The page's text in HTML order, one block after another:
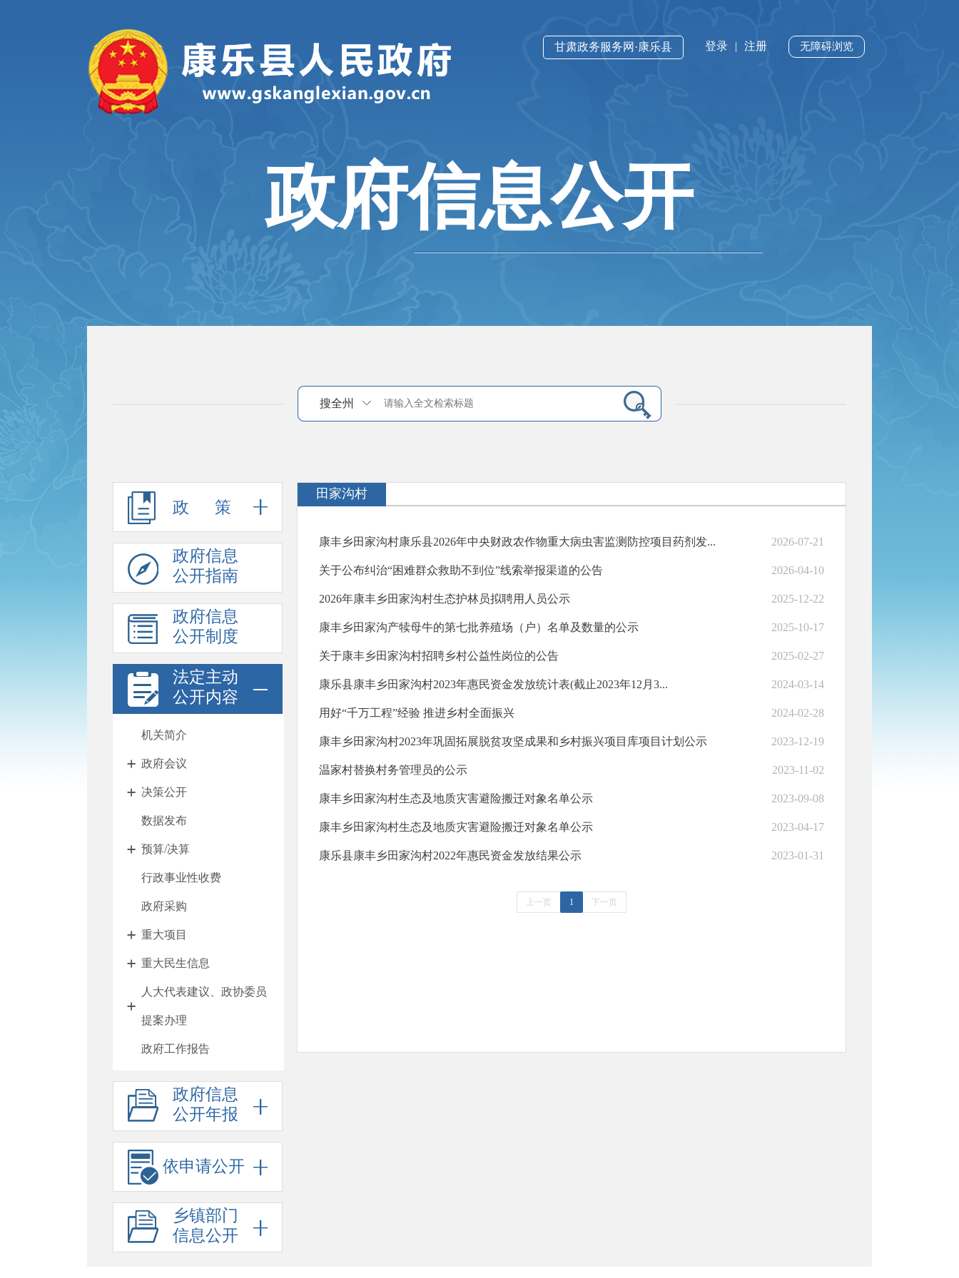
无障碍浏览
登录 | 注册
甘肃政务服务网·康乐县
政府信息公开
搜全州
政 策
政府信息
公开指南
政府信息
公开制度
法定主动
公开内容
机关简介
政府会议
决策公开
数据发布
预算/决算
行政事业性收费
政府采购
重大项目
重大民生信息
人大代表建议、政协委员
提案办理
政府工作报告
其他法定公开
人事信息
行政许可
行政处罚
回应关切
政府信息
公开年报
依申请公开
乡镇部门
信息公开
田家沟村
康丰乡田家沟村康乐县2026年中央财政农作物重大病虫害监测防控项目药剂发... 2026-07-21
关于公布纠治“困难群众救助不到位”线索举报渠道的公告 2026-04-10
2026年康丰乡田家沟村生态护林员拟聘用人员公示 2025-12-22
康丰乡田家沟产犊母牛的第七批养殖场（户）名单及数量的公示 2025-10-17
关于康丰乡田家沟村招聘乡村公益性岗位的公告 2025-02-27
康乐县康丰乡田家沟村2023年惠民资金发放统计表(截止2023年12月3... 2024-03-14
用好“千万工程”经验 推进乡村全面振兴 2024-02-28
康丰乡田家沟村2023年巩固拓展脱贫攻坚成果和乡村振兴项目库项目计划公示 2023-12-19
温家村替换村务管理员的公示 2023-11-02
康丰乡田家沟村生态及地质灾害避险搬迁对象名单公示 2023-09-08
康丰乡田家沟村生态及地质灾害避险搬迁对象名单公示 2023-04-17
康乐县康丰乡田家沟村2022年惠民资金发放结果公示 2023-01-31
上一页 1 下一页